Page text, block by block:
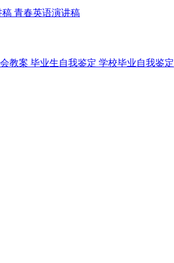
稿 青春英语演讲稿
教案 毕业生自我鉴定 学校毕业自我鉴定